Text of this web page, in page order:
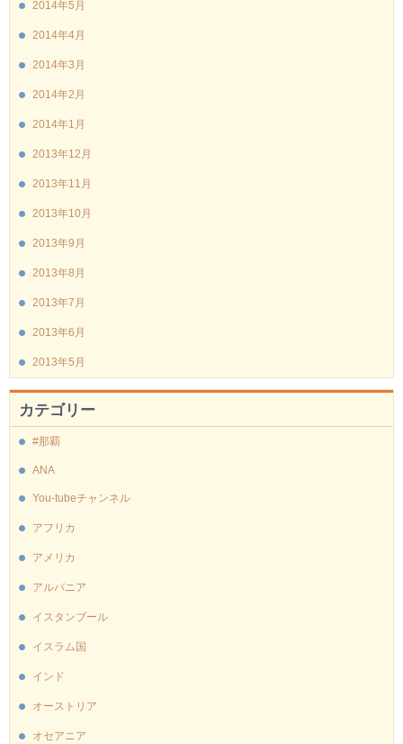
2014年5月
2014年4月
2014年3月
2014年2月
2014年1月
2013年12月
2013年11月
2013年10月
2013年9月
2013年8月
2013年7月
2013年6月
2013年5月
カテゴリー
#那覇
ANA
You-tubeチャンネル
アフリカ
アメリカ
アルバニア
イスタンブール
イスラム国
インド
オーストリア
オセアニア